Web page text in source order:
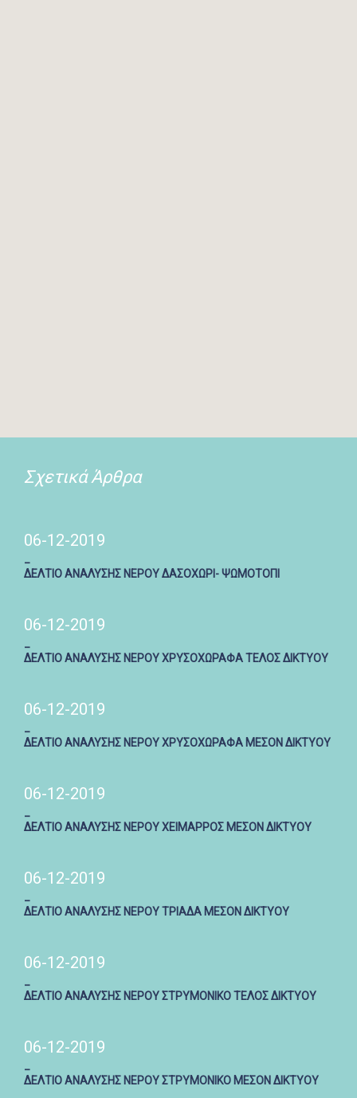
Σχετικά Άρθρα
06-12-2019
ΔΕΛΤΙΟ ΑΝΑΛΥΣΗΣ ΝΕΡΟΥ ΔΑΣΟΧΩΡΙ- ΨΩΜΟΤΟΠΙ
06-12-2019
ΔΕΛΤΙΟ ΑΝΑΛΥΣΗΣ ΝΕΡΟΥ ΧΡΥΣΟΧΩΡΑΦΑ ΤΕΛΟΣ ΔΙΚΤΥΟΥ
06-12-2019
ΔΕΛΤΙΟ ΑΝΑΛΥΣΗΣ ΝΕΡΟΥ ΧΡΥΣΟΧΩΡΑΦΑ ΜΕΣΟΝ ΔΙΚΤΥΟΥ
06-12-2019
ΔΕΛΤΙΟ ΑΝΑΛΥΣΗΣ ΝΕΡΟΥ ΧΕΙΜΑΡΡΟΣ ΜΕΣΟΝ ΔΙΚΤΥΟΥ
06-12-2019
ΔΕΛΤΙΟ ΑΝΑΛΥΣΗΣ ΝΕΡΟΥ ΤΡΙΑΔΑ ΜΕΣΟΝ ΔΙΚΤΥΟΥ
06-12-2019
ΔΕΛΤΙΟ ΑΝΑΛΥΣΗΣ ΝΕΡΟΥ ΣΤΡΥΜΟΝΙΚΟ ΤΕΛΟΣ ΔΙΚΤΥΟΥ
06-12-2019
ΔΕΛΤΙΟ ΑΝΑΛΥΣΗΣ ΝΕΡΟΥ ΣΤΡΥΜΟΝΙΚΟ ΜΕΣΟΝ ΔΙΚΤΥΟΥ